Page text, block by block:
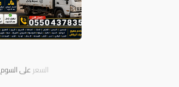
السعر على السوم